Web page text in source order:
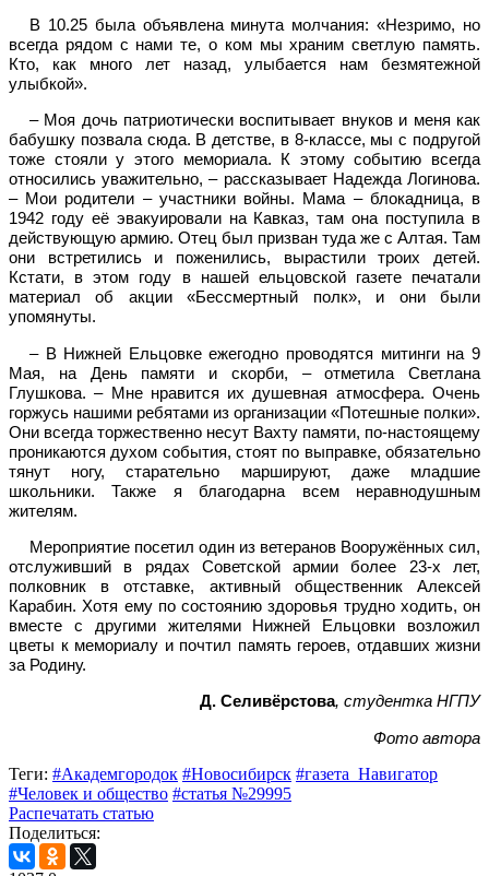
В 10.25 была объявлена минута молчания: «Незримо, но
всегда рядом с нами те, о ком мы храним светлую память.
Кто, как много лет назад, улыбается нам безмятежной
улыбкой».
– Моя дочь патриотически воспитывает внуков и меня как
бабушку позвала сюда. В детстве, в 8-классе, мы с подругой
тоже стояли у этого мемориала. К этому событию всегда
относились уважительно, – рассказывает Надежда Логинова.
– Мои родители – участники войны. Мама – блокадница, в
1942 году её эвакуировали на Кавказ, там она поступила в
действующую армию. Отец был призван туда же с Алтая. Там
они встретились и поженились, вырастили троих детей.
Кстати, в этом году в нашей ельцовской газете печатали
материал об акции «Бессмертный полк», и они были
упомянуты.
– В Нижней Ельцовке ежегодно проводятся митинги на 9
Мая, на День памяти и скорби, – отметила Светлана
Глушкова. – Мне нравится их душевная атмосфера. Очень
горжусь нашими ребятами из организации «Потешные полки».
Они всегда торжественно несут Вахту памяти, по-настоящему
проникаются духом события, стоят по выправке, обязательно
тянут ногу, старательно маршируют, даже младшие
школьники. Также я благодарна всем неравнодушным
жителям.
Мероприятие посетил один из ветеранов Вооружённых сил,
отслуживший в рядах Советской армии более 23-х лет,
полковник в отставке, активный общественник Алексей
Карабин. Хотя ему по состоянию здоровья трудно ходить, он
вместе с другими жителями Нижней Ельцовки возложил
цветы к мемориалу и почтил память героев, отдавших жизни
за Родину.
Д. Селивёрстова, студентка НГПУ
Фото автора
Теги: #Академгородок #Новосибирск #газета_Навигатор
#Человек и общество #статья №29995
Распечатать статью
Поделиться: